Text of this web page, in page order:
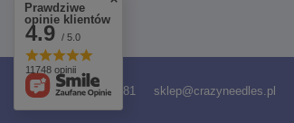
531958481 sklep@crazyneedles.pl
Prawdziwe
opinie klientów
4.9 / 5.0
11748 opinii